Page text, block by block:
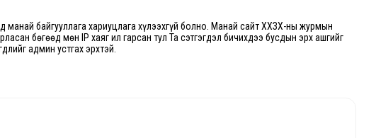
байгууллага хариуцлага хүлээхгүй болно. Манай сайт ХХЗХ-ны журмын
бөгөөд мөн IP хаяг ил гарсан тул Та сэтгэгдэл бичихдээ бусдын эрх ашгийг
админ устгах эрхтэй.